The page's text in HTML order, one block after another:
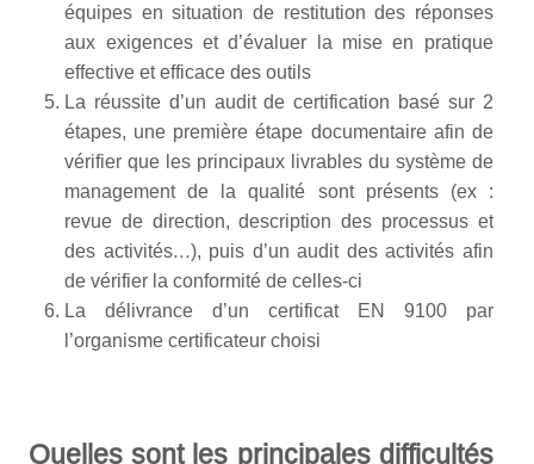
équipes en situation de restitution des réponses
aux exigences et d’évaluer la mise en pratique
effective et efficace des outils
La réussite d’un audit de certification basé sur 2
étapes, une première étape documentaire afin de
vérifier que les principaux livrables du système de
management de la qualité sont présents (ex :
revue de direction, description des processus et
des activités…), puis d’un audit des activités afin
de vérifier la conformité de celles-ci
La délivrance d’un certificat EN 9100 par
l’organisme certificateur choisi
Quelles sont les principales difficultés